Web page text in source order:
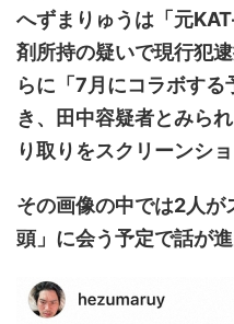
へずまりゅうは「元
剤所持の疑いで現行犯
らに「7月にコラボす
き、田中容疑者とみら
り取りをスクリーンシ
その画像の中では2人が
頭」に会う予定で話が進